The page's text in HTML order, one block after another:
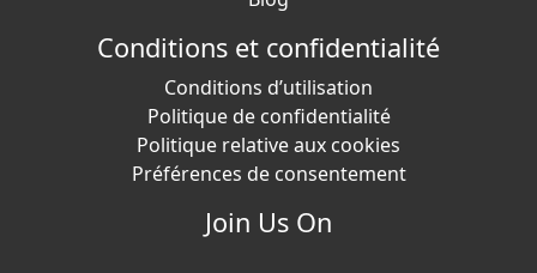
Conditions et confidentialité
Conditions d’utilisation
Politique de confidentialité
Politique relative aux cookies
Préférences de consentement
Join Us On